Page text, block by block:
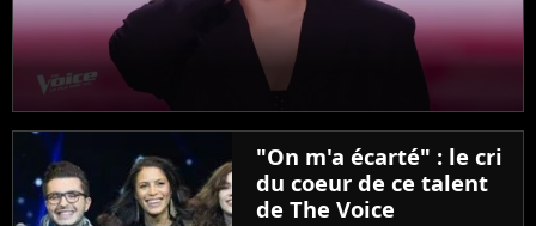
"On m'a écarté" : le cri
du coeur de ce talent
de The Voice